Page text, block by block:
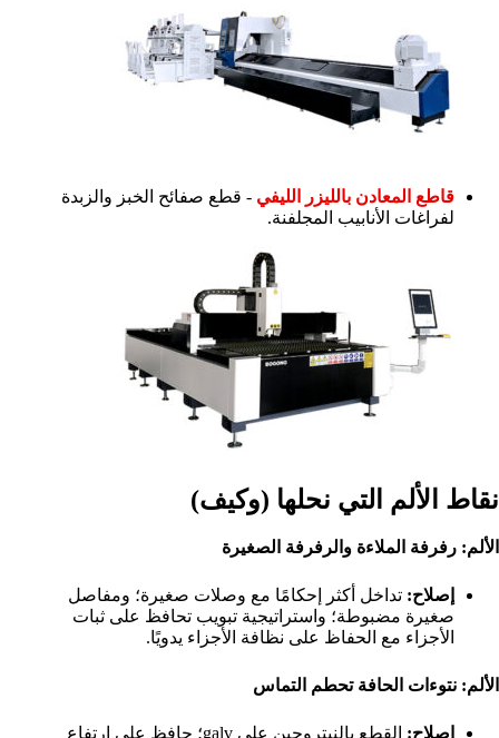
قاطع المعادن بالليزر الليفي - قطع صفائح الخبز والزبدة
لفراغات الأنابيب المجلفنة.
نقاط الألم التي نحلها (وكيف)
الألم: رفرفة الملاءة والرفرفة الصغيرة
إصلاح: تداخل أكثر إحكامًا مع وصلات صغيرة؛ ومفاصل
صغيرة مضبوطة؛ واستراتيجية تبويب تحافظ على ثبات
الأجزاء مع الحفاظ على نظافة الأجزاء يدويًا.
الألم: نتوءات الحافة تحطم التماس
إصلاح:
القطع بالنيتروجين على galv؛ حافظ على ارتفاع